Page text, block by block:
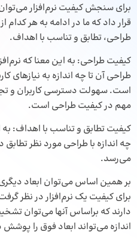
برای سنجش کیفیت نرم‌افزار
قرار داد که ما در ادامه به هر کدام
طراحی، تطابق و تناسب با اهداف.
کیفیت طراحی: به این معنا که
طراحی آن تا چه اندازه به نیازهای
است. سهولت دسترسی کاربران و
مهم در کیفیت طراحی است.
کیفیت تطابق و تناسب با اهداف: به
چه اندازه با طراحی مورد نظر
می‌رسد.
بر همین اساس می‌توان ابعاد
برای کیفیت یک نرم‌افزار در نظر
دارند که براساس آنها می‌توان
اندازه می‌تواند ابعاد فوق را